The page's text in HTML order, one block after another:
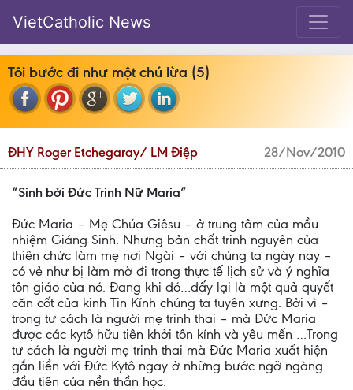
VietCatholic News
Tôi bước đi như một chú lừa (5)
ĐHY Roger Etchegaray/ LM Điệp 28/Nov/2010
“Sinh bởi Đức Trinh Nữ Maria”
Đức Maria – Mẹ Chúa Giêsu – ở trung tâm của mầu
nhiệm Giáng Sinh. Nhưng bản chất trinh nguyên của
thiên chức làm mẹ nơi Ngài – với chúng ta ngày nay –
có vẻ như bị làm mờ đi trong thực tế lịch sử và ý nghĩa
tôn giáo của nó. Đang khi đó…đấy lại là một quả quyết
căn cốt của kinh Tin Kính chúng ta tuyên xưng. Bởi vì –
trong tư cách là người mẹ trinh thai – mà Đức Maria
được các kytô hữu tiên khởi tôn kính và yêu mến …Trong
tư cách là người mẹ trinh thai mà Đức Maria xuất hiện
gắn liền với Đức Kytô ngay ở những bước ngỡ ngàng
đầu tiên của nền thần học.